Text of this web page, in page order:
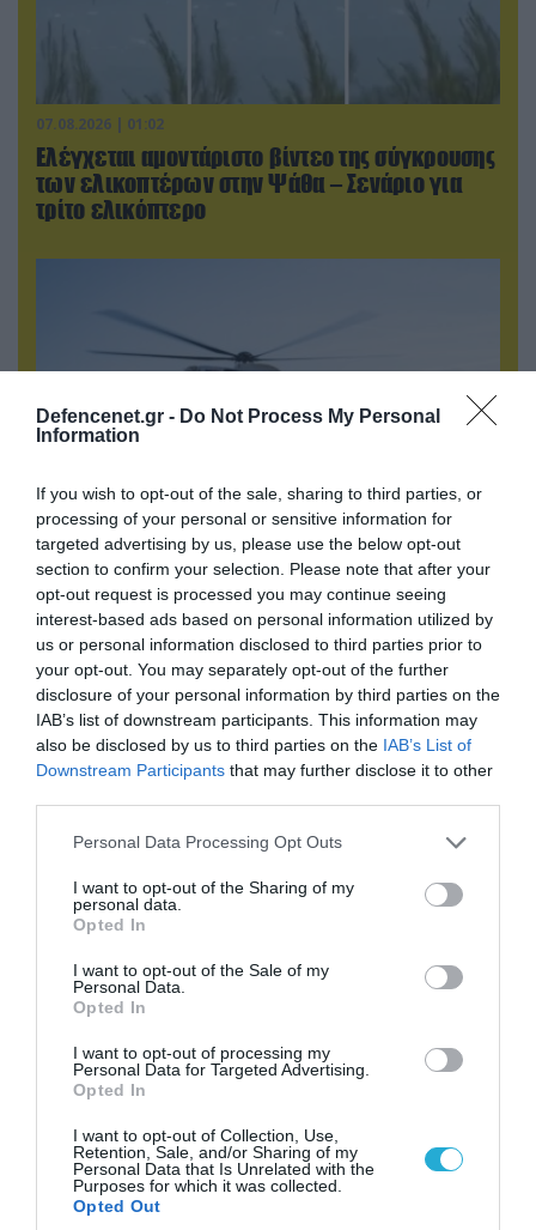
Defencenet.gr - Do Not Process My Personal
Information
If you wish to opt-out of the sale, sharing to third parties, or
processing of your personal or sensitive information for
targeted advertising by us, please use the below opt-out
section to confirm your selection. Please note that after your
opt-out request is processed you may continue seeing
interest-based ads based on personal information utilized by
us or personal information disclosed to third parties prior to
your opt-out. You may separately opt-out of the further
disclosure of your personal information by third parties on the
IAB’s list of downstream participants. This information may
also be disclosed by us to third parties on the IAB’s List of
Downstream Participants that may further disclose it to other
Please note that this website/app uses one or more Google
not limited to your visit or usage behaviour. You may click to
grant or deny consent to Google and its third-party tags to
use your data for below specified purposes in below Google
consent section.
Personal Data Processing Opt Outs
I want to opt-out of the Sharing of my
personal data.
Opted In
I want to opt-out of the Sale of my
Personal Data.
Opted In
I want to opt-out of processing my
Personal Data for Targeted Advertising.
Opted In
I want to opt-out of Collection, Use,
Retention, Sale, and/or Sharing of my
Personal Data that Is Unrelated with the
Purposes for which it was collected.
Opted Out
07.08.2026 | 01:02
Ελέγχεται αμοντάριστο βίντεο της σύγκρουσης
των ελικοπτέρων στην Ψάθα – Σενάριο για
τρίτο ελικόπτερο
06.08.2026 | 09:02
ΗΠΑ: Nέα στοιχεία για το περιστατικό με το
προεδρικό ελικόπτερο Marine One – Βρέθηκε
δίπλα σε επιβατικό αεροσκάφος
06.08.2026 | 14:02
«Επιχείρηση ελεύθερα πεζοδρόμια» στην
Αθήνα: Απομακρύνθηκαν παράνομα
αντικείμενα από κοινόχρηστους χώρους
ΠΟΛΙΤΙΚΗ